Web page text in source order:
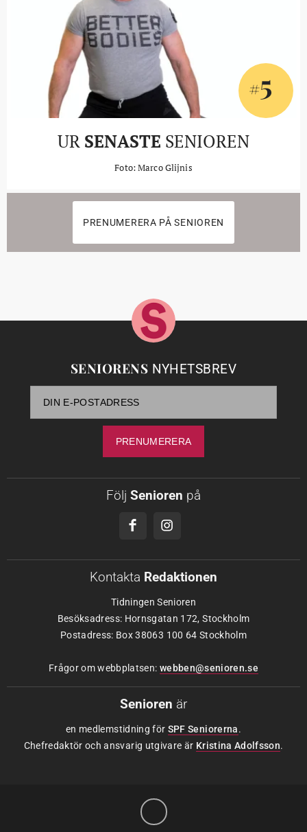
#5
UR SENASTE SENIOREN
Foto: Marco Glijnis
PRENUMERERA PÅ SENIOREN
SENIORENS NYHETSBREV
Följ Senioren på
Kontakta Redaktionen
Tidningen Senioren
Besöksadress: Hornsgatan 172, Stockholm
Postadress: Box 38063 100 64 Stockholm
Frågor om webbplatsen: webben@senioren.se
Senioren är
en medlemstidning för SPF Seniorerna.
Chefredaktör och ansvarig utgivare är Kristina Adolfsson.